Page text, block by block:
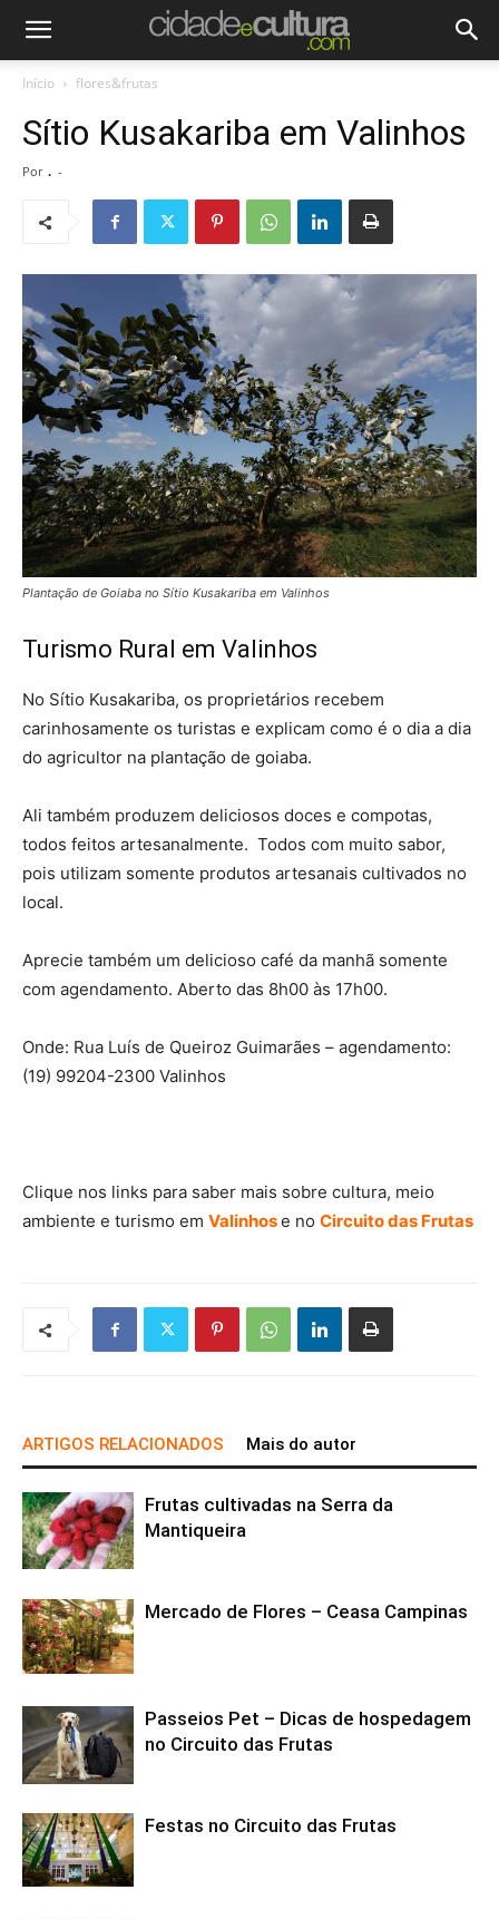
Início flores&frutas
Sítio Kusakariba em Valinhos
Por . -
Plantação de Goiaba no Sítio Kusakariba em Valinhos
Turismo Rural em Valinhos
No Sítio Kusakariba, os proprietários recebem
carinhosamente os turistas e explicam como é o dia a dia
do agricultor na plantação de goiaba.
Ali também produzem deliciosos doces e compotas,
todos feitos artesanalmente. Todos com muito sabor,
pois utilizam somente produtos artesanais cultivados no
local.
Aprecie também um delicioso café da manhã somente
com agendamento. Aberto das 8h00 às 17h00.
Onde: Rua Luís de Queiroz Guimarães – agendamento:
(19) 99204-2300 Valinhos
Clique nos links para saber mais sobre cultura, meio
ambiente e turismo em Valinhose no Circuito das Frutas
ARTIGOS RELACIONADOS Mais do autor
Frutas cultivadas na Serra da
Mantiqueira
Mercado de Flores – Ceasa Campinas
Passeios Pet – Dicas de hospedagem
no Circuito das Frutas
Festas no Circuito das Frutas